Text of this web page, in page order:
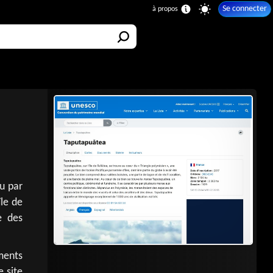
Se connecter
par
de
des